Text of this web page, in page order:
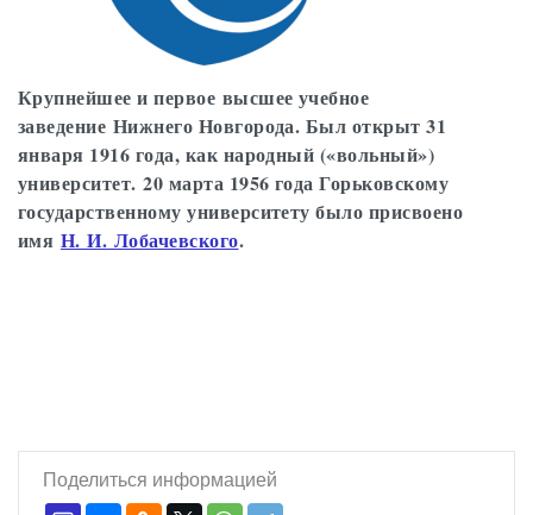
Крупнейшее и первое высшее учебное
заведение Нижнего Новгорода. Был открыт 31
января 1916 года, как народный («вольный»)
университет. 20 марта 1956 года Горьковскому
государственному университету было присвоено
имя Н. И. Лобачевского.
Поделиться информацией